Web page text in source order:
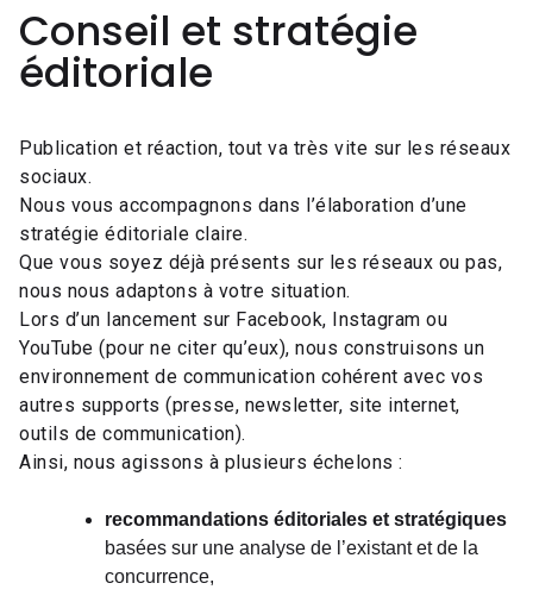
Conseil et stratégie
éditoriale
Publication et réaction, tout va très vite sur les réseaux
sociaux.
Nous vous accompagnons dans l’élaboration d’une
stratégie éditoriale claire.
Que vous soyez déjà présents sur les réseaux ou pas,
nous nous adaptons à votre situation.
Lors d’un lancement sur Facebook, Instagram ou
YouTube (pour ne citer qu’eux), nous construisons un
environnement de communication cohérent avec vos
autres supports (presse, newsletter, site internet,
outils de communication).
Ainsi, nous agissons à plusieurs échelons :
recommandations éditoriales et stratégiques
basées sur une analyse de l’existant et de la
concurrence,